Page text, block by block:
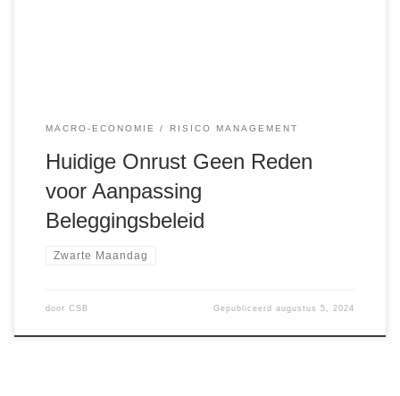
MACRO-ECONOMIE RISICO MANAGEMENT
Huidige Onrust Geen Reden
voor Aanpassing
Beleggingsbeleid
Zwarte Maandag
door CSB Gepubliceerdaugustus 5, 2024